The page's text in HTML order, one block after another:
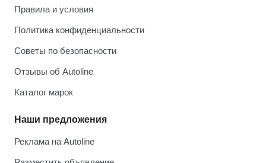
Правила и условия
Политика конфиденциальности
Советы по безопасности
Отзывы об Autoline
Каталог марок
Наши предложения
Реклама на Autoline